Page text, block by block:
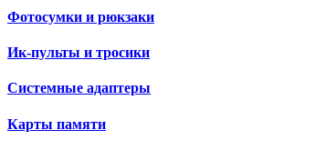
Фотосумки и рюкзаки
Ик-пульты и тросики
Системные адаптеры
Карты памяти